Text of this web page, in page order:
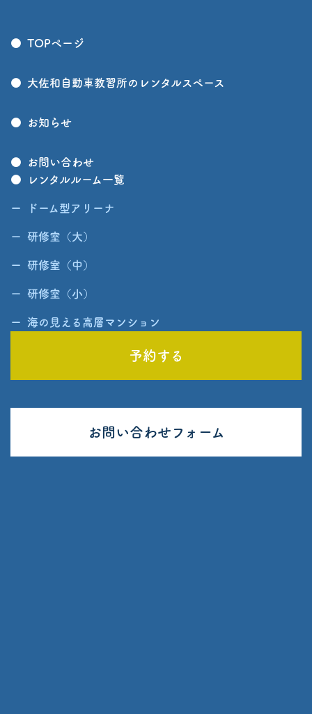
TOPページ
大佐和自動車教習所のレンタルスペース
お知らせ
お問い合わせ
レンタルルーム一覧
ドーム型アリーナ
研修室（大）
研修室（中）
研修室（小）
海の見える高層マンション
予約する
お問い合わせフォーム